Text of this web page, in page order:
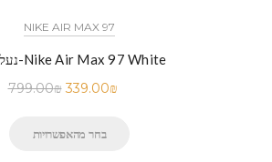
NIKE AIR MAX 97
נעלי נייק-Nike Air Max 97 White
799.00₪ 339.00₪
בחר מהאפשרויות